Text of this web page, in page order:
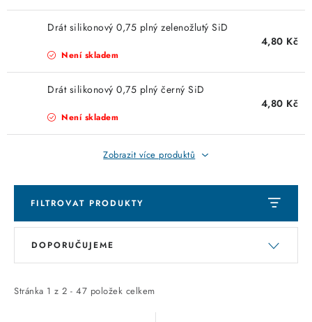
JISTIČE
KABELY
ŽÁROVKY
VENTILÁTORY
OHŘÍVAČE VODY
CHYTRÁ DOMÁCNOST
Drát silikonový 0,75 plný zelenožlutý SiD
Není skladem
4,80 Kč
Drát silikonový 0,75 plný černý SiD
Není skladem
4,80 Kč
Zobrazit více produktů
FILTROVAT PRODUKTY
V
i
Stránka 1 z 2 - 47 položek celkem
Ř
e
DOPORUČUJEME